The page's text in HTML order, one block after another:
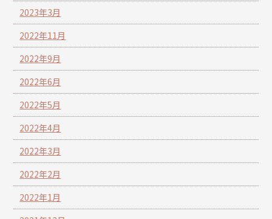
2023年3月
2022年11月
2022年9月
2022年6月
2022年5月
2022年4月
2022年3月
2022年2月
2022年1月